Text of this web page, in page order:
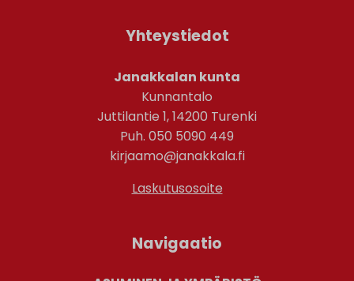
Yhteystiedot
Janakkalan kunta
Kunnantalo
Juttilantie 1, 14200 Turenki
Puh. 050 5090 449
kirjaamo@janakkala.fi
Laskutusosoite
Navigaatio